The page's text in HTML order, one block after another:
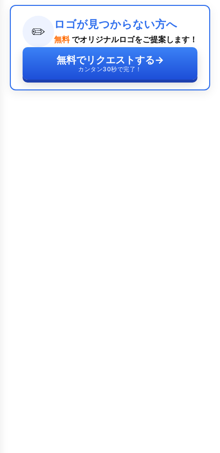
✏️ ロゴが見つからない方へ
無料 でオリジナルロゴをご提案します！
無料でリクエストする→
カンタン30秒で完了！